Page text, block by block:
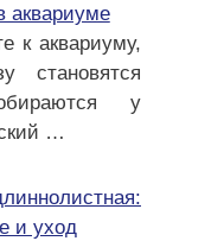
аквариуме
к аквариуму,
становятся
у
…
и уход